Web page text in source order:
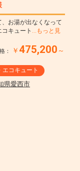
、お湯が出なくなって
コキュート
…もっと見
： ￥ 475,200 ～
エコキュート
県愛西市